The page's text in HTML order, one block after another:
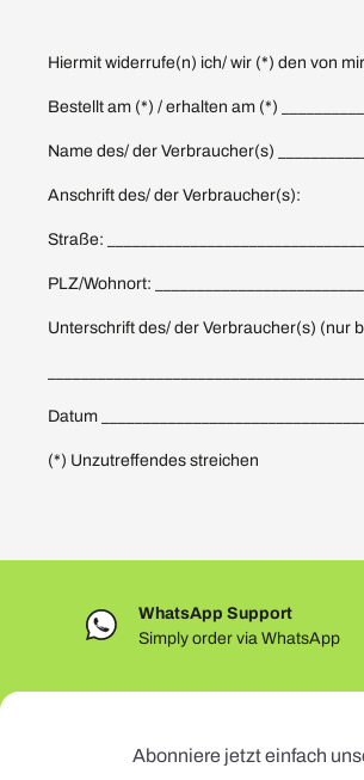
Hiermit widerrufe(n) ich/ wir (*) den von
Bestellt am (*) / erhalten am (*)
Name des/ der Verbraucher(s)
Anschrift des/ der Verbraucher(s):
Straße:
PLZ/Wohnort:
Unterschrift des/ der Verbraucher(s) (nur
Datum
(*) Unzutreffendes streichen
WhatsApp Support
Simply order via WhatsApp
Abonniere jetzt einfach